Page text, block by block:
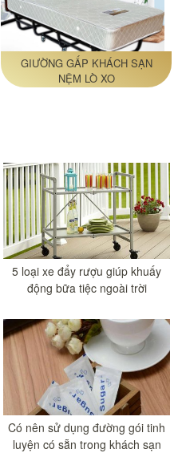
GIƯỜNG GẤP KHÁCH SẠN
NỆM LÒ XO
5 loại xe đẩy rượu giúp khuấy
động bữa tiệc ngoài trời
Có nên sử dụng đường gói tinh
luyện có sẵn trong khách sạn